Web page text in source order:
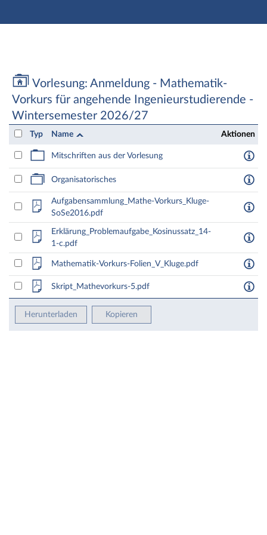
Hauptnavigation
Vorlesung: Anmeldung - Mathematik-Vorkurs für
Vorlesung: Anmeldung - Mathematik-
Vorkurs für angehende Ingenieurstudierende -
Wintersemester 2026/27
Typ Name Aktionen
Mitschriften aus der Vorlesung
Organisatorisches
Aufgabensammlung_Mathe-Vorkurs_Kluge-
SoSe2016.pdf
Erklärung_Problemaufgabe_Kosinussatz_14-
1-c.pdf
Mathematik-Vorkurs-Folien_V_Kluge.pdf
Skript_Mathevorkurs-5.pdf
Herunterladen Kopieren